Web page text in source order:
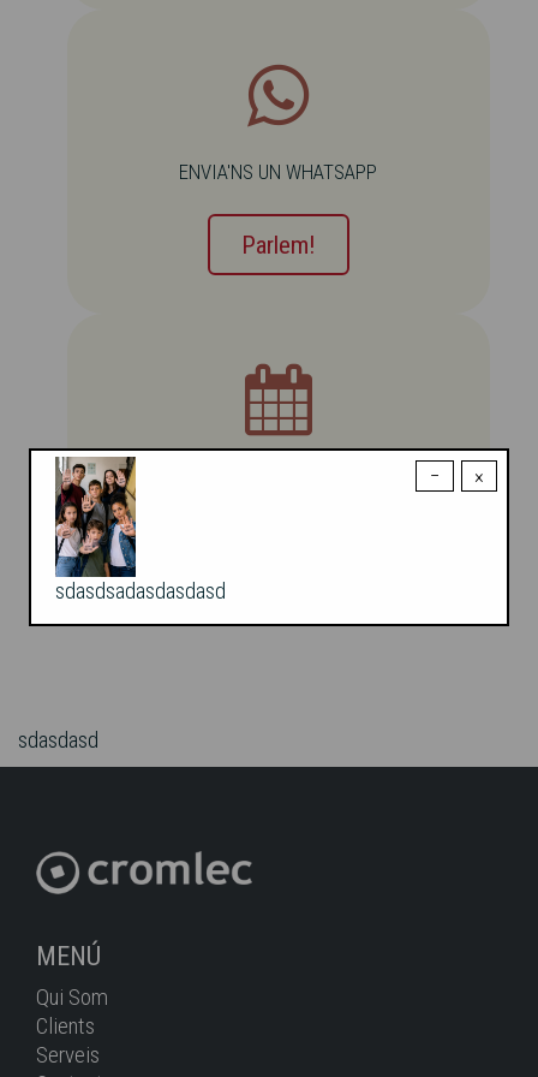
×
−
sdasdsadasdasdasd
ENVIA'NS UN WHATSAPP
Parlem!
sdasdasd
MENÚ
Qui Som
Clients
Serveis